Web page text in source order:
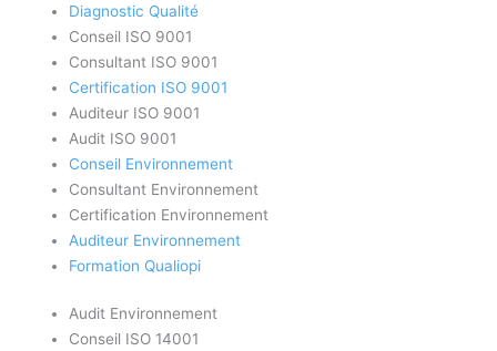
Diagnostic Qualité
Conseil ISO 9001
Consultant ISO 9001
Certification ISO 9001
Auditeur ISO 9001
Audit ISO 9001
Conseil Environnement
Consultant Environnement
Certification Environnement
Auditeur Environnement
Formation Qualiopi
Audit Environnement
Conseil ISO 14001